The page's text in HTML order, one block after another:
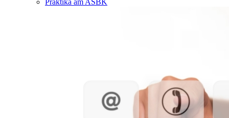
Praktika am ASBK